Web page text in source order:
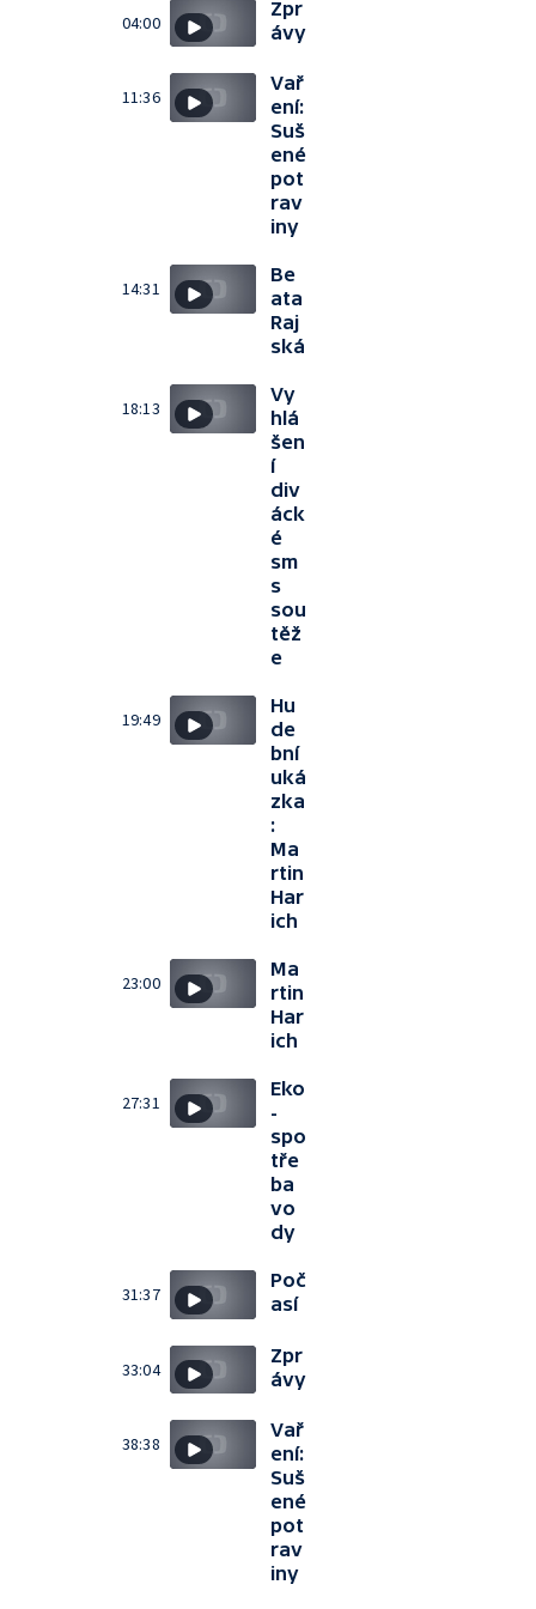
04:00
Zpr
ávy
11:36
Vař
ení:
Suš
ené
pot
rav
iny
14:31
Be
ata
Raj
ská
18:13
Vy
hlá
šen
í
div
áck
é
sm
s
sou
těž
e
19:49
Hu
de
bní
uká
zka
:
Ma
rtin
Har
ich
23:00
Ma
rtin
Har
ich
27:31
Eko
-
spo
tře
ba
vo
dy
31:37
Poč
así
33:04
Zpr
ávy
38:38
Vař
ení:
Suš
ené
pot
rav
iny